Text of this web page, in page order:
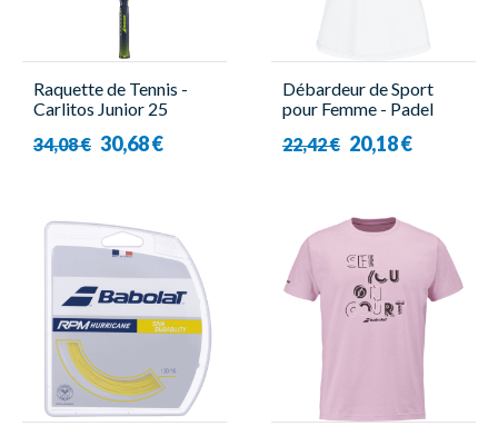
Raquette de Tennis -
Carlitos Junior 25
34,08 € 30,68 €
Débardeur de Sport
pour Femme - Padel
22,42 € 20,18 €